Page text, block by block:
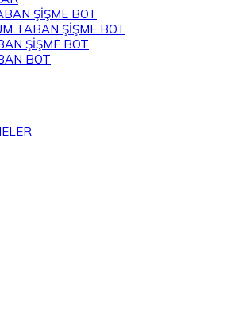
ŞİŞME BOT
TABAN ŞİŞME BOT
ŞİŞME BOT
BOT